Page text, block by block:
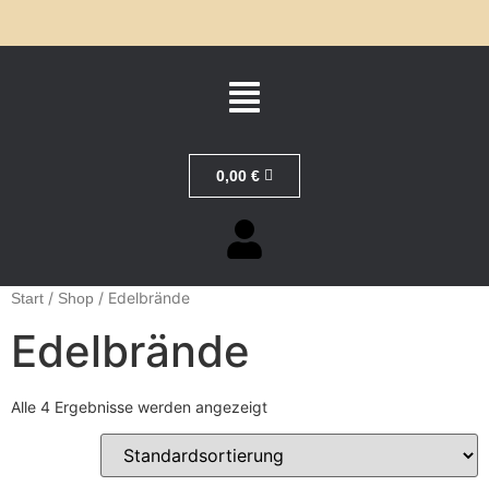
0,00 €
Start / Shop / Edelbrände
Edelbrände
Alle 4 Ergebnisse werden angezeigt